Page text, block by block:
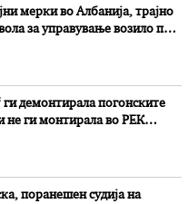
мерки во Aлбанија, трајно
за управување возило под
демонтирала погонските
не ги монтирала во РЕК
поранешен судија на